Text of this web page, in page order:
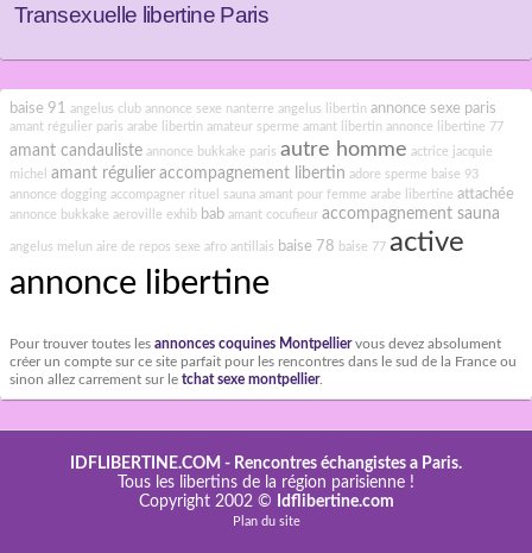
Transexuelle libertine Paris
baise 91 angelus club annonce sexe nanterre angelus libertin annonce sexe paris
amant régulier paris arabe libertin amateur sperme amant libertin annonce libertine 77
amant candauliste annonce bukkake paris autre homme actrice jacquie
michel
amant régulier accompagnement libertin adore sperme baise 93
annonce dogging accompagner rituel sauna amant pour femme arabe libertine attachée
annonce bukkake aeroville exhib bab amant cocufieur accompagnement sauna
angelus melun aire de repos sexe afro antillais baise 78 baise 77 active
annonce libertine
Pour trouver toutes les annonces coquines Montpelliervous devez absolument
créer un compte sur ce site parfait pour les rencontres dans le sud de la France ou
sinon allez carrement sur le tchat sexe montpellier.
IDFLIBERTINE.COM - Rencontres échangistes a Paris.
Tous les libertins de la région parisienne !
Copyright 2002 ©
Idflibertine.com
Plan du site